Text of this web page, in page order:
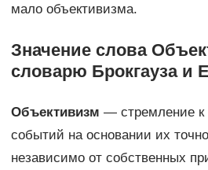
мало объективизма.
Значение слова
словарю Брокгауза и
Объективизм — стремление к
событий на основании их
независимо от собственных